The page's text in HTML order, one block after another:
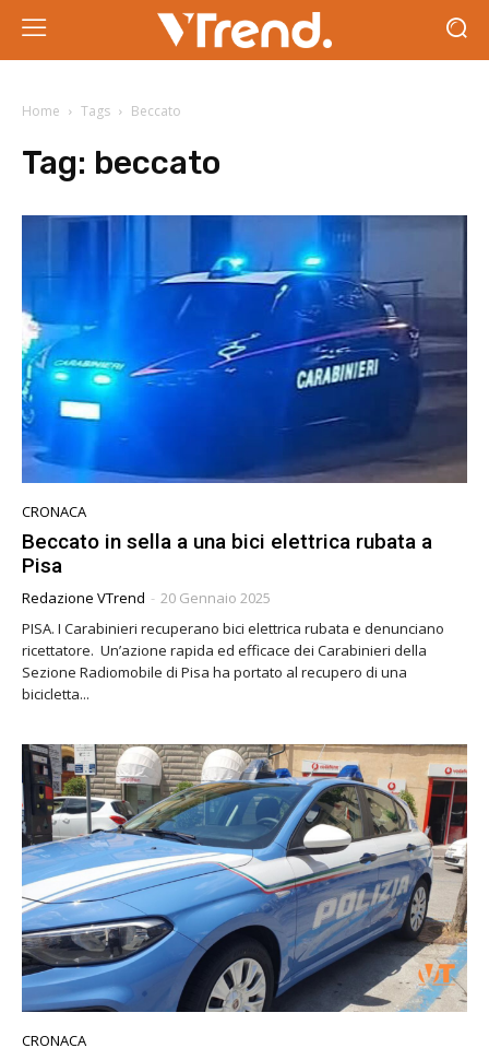
Home Tags Beccato
Tag: beccato
CRONACA
Beccato in sella a una bici elettrica rubata a
Pisa
Redazione VTrend - 20 Gennaio 2025
PISA. I Carabinieri recuperano bici elettrica rubata e denunciano
ricettatore. Un’azione rapida ed efficace dei Carabinieri della
Sezione Radiomobile di Pisa ha portato al recupero di una
bicicletta...
CRONACA